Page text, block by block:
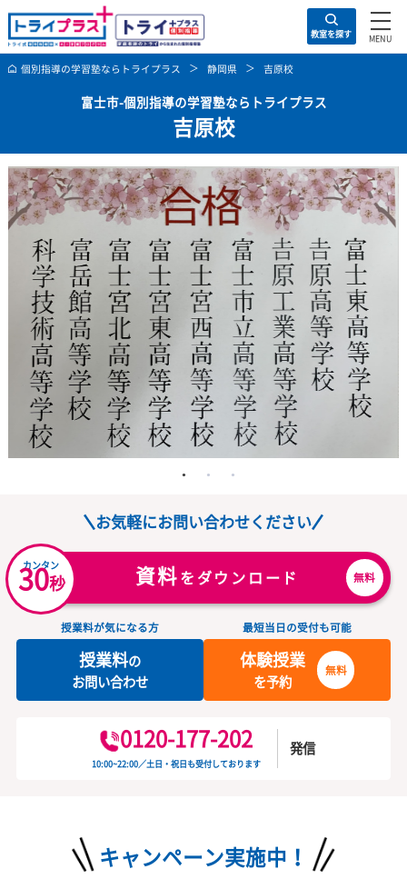
お近くの教室 トライプラスの特徴 キャ
住所の入力は不要！
お問い合わせ・資料請求
お問い合わ
教室を探す
個別指導の学習塾ならトライプラス 静岡県 吉原校
富士市-個別指導の学習塾ならトライプラス
吉原校
お気軽にお問い合わせください
カンタン
30 資料をダウンロード
授業料 の
お問い合わせ
最短当日の受付も可能
体験授業
を予約
10:00~22:00／土日・祝日も受付しております